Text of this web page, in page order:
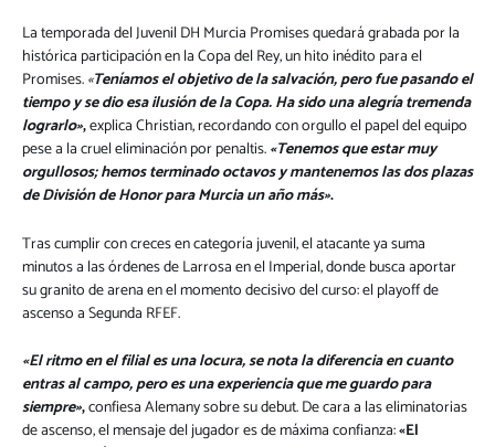
La temporada del Juvenil DH Murcia Promises quedará grabada por la
histórica participación en la Copa del Rey, un hito inédito para el
Promises.«Teníamos el objetivo de la salvación, pero fue pasando el
tiempo y se dio esa ilusión de la Copa. Ha sido una alegría tremenda
lograrlo»,explica Christian, recordando con orgullo el papel del equipo
pese a la cruel eliminación por penaltis.«Tenemos que estar muy
orgullosos; hemos terminado octavos y mantenemos las dos plazas
de División de Honor para Murcia un año más».
Tras cumplir con creces en categoría juvenil, el atacante ya suma
minutos a las órdenes de Larrosa en el Imperial, donde busca aportar
su granito de arena en el momento decisivo del curso: el playoff de
ascenso a Segunda RFEF.
«El ritmo en el filial es una locura, se nota la diferencia en cuanto
entras al campo, pero es una experiencia que me guardo para
siempre»,confiesa Alemany sobre su debut. De cara a las eliminatorias
de ascenso, el mensaje del jugador es de máxima confianza:«El